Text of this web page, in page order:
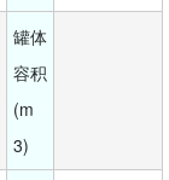
罐体
容积
(m
3)